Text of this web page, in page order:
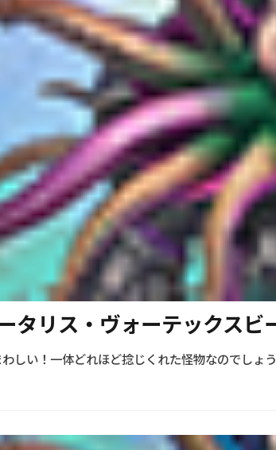
タリス・ヴォーテックスビ
しい！一体どれほど捻じくれた怪物なのでしょ